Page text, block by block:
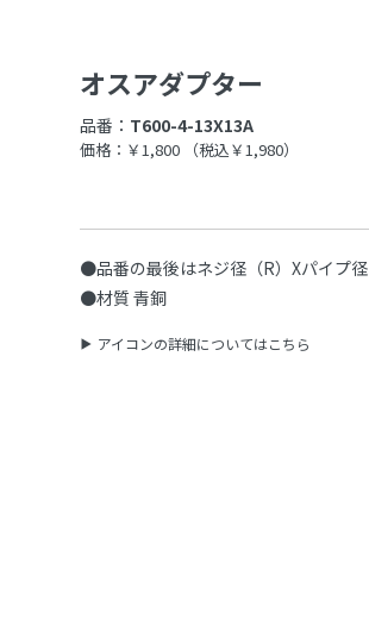
オスアダプター
品番： T600-4-13X13A
価格：￥1,800 （税込￥1,980）
●品番の最後はネジ径（R）Xパイプ径
●材質 青銅
アイコンの詳細についてはこちら